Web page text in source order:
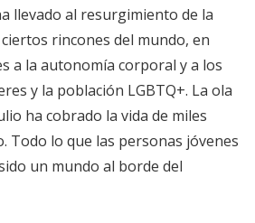
llevado al resurgimiento de la
rincones del mundo, en
a la autonomía corporal y a los
y la población LGBTQ+. La ola
ha cobrado la vida de miles
Todo lo que las personas jóvenes
un mundo al borde del